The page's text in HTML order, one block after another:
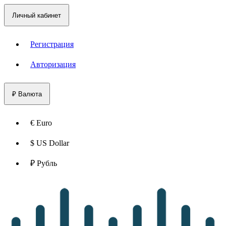
Личный кабинет
Регистрация
Авторизация
₽ Валюта
€ Euro
$ US Dollar
₽ Рубль